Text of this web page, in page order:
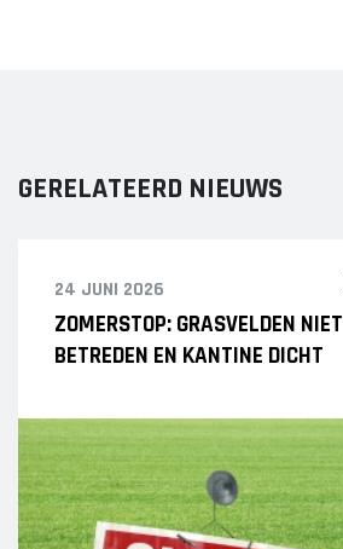
GERELATEERD NIEUWS
24 JUNI 2026
ZOMERSTOP: GRASVELDEN NIET
BETREDEN EN KANTINE DICHT